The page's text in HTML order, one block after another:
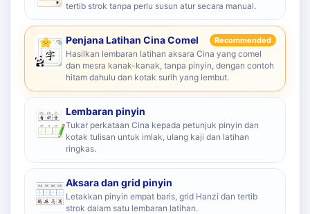
tertib strok tanpa perlu susun atur secara manual.
Penjana Latihan Cina Comel Recommended
Hasilkan lembaran latihan aksara Cina yang comel
dan mesra kanak-kanak, tanpa pinyin, dengan contoh
hitam dahulu dan kotak surih yang lembut.
Lembaran pinyin
Tukar perkataan Cina kepada petunjuk pinyin dan
kotak tulisan untuk imlak, ulang kaji dan latihan
ringkas.
Aksara dan grid pinyin
Letakkan pinyin empat baris, grid Hanzi dan tertib
strok dalam satu lembaran latihan.